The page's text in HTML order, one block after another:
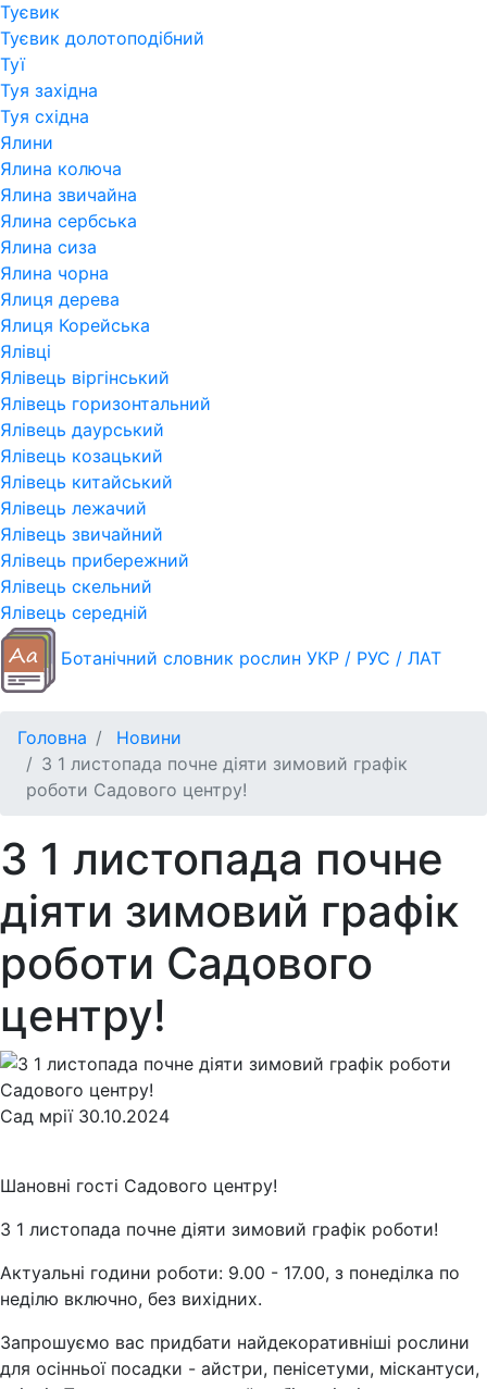
Туєвик
Туєвик долотоподібний
Туї
Туя західна
Туя східна
Ялини
Ялина колюча
Ялина звичайна
Ялина сербська
Ялина сиза
Ялина чорна
Ялиця дерева
Ялиця Корейська
Ялівці
Ялівець віргінський
Ялівець горизонтальний
Ялівець даурський
Ялівець козацький
Ялівець китайський
Ялівець лежачий
Ялівець звичайний
Ялівець прибережний
Ялівець скельний
Ялівець середній
Ботанічний словник рослин УКР / РУС / ЛАТ
Головна
Новини
З 1 листопада почне діяти зимовий графік
роботи Садового центру!
З 1 листопада почне
діяти зимовий графік
роботи Садового
центру!
Сад мрії 30.10.2024
Шановні гості Садового центру!
З 1 листопада почне діяти зимовий графік роботи!
Актуальні години роботи: 9.00 - 17.00, з понеділка по
неділю включно, без вихідних.
Запрошуємо вас придбати найдекоративніші рослини
для осінньої посадки - айстри, пенісетуми, міскантуси,